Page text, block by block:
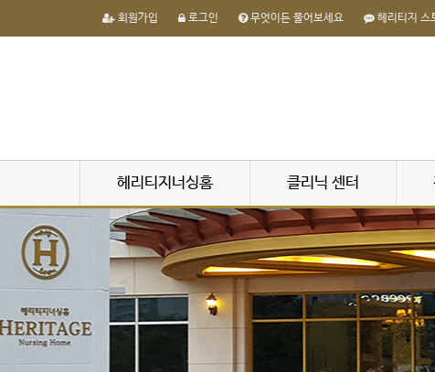
회원가입 로그인 무엇이든 물어보세요 헤리티지 스
헤리티지너싱홈 클리닉 센터